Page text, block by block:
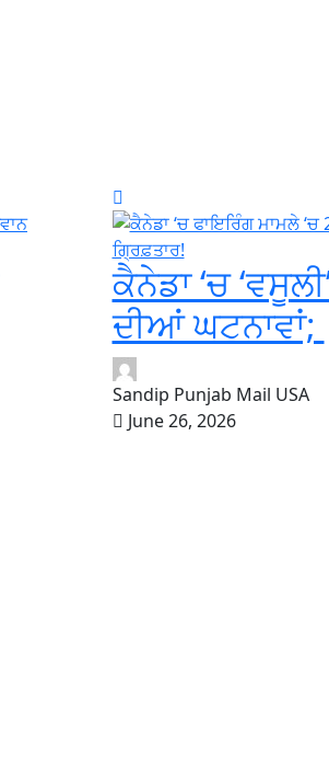
ਕੈਨੇਡਾ ‘ਚ
ਦੀਆਂ ਘਟਨਾਵਾਂ;
Sandip Punjab Mail USA
June 26, 2026